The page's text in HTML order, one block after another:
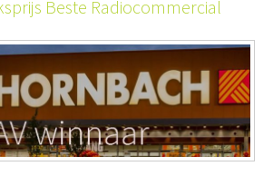
Beste Radiocommercial